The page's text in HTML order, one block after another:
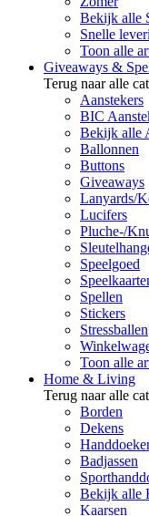
Bekijk alle
Snelle
Toon alle
Giveaways &
Terug naar alle
Aanstekers
BIC
Bekijk alle
Ballonnen
Buttons
Giveaways
Lanyards/
Lucifers
Pluche-/
Speelgoed
Spellen
Stickers
Stressballen
Toon alle
Home & Living
Terug naar alle
Borden
Dekens
Badjassen
Bekijk alle
Kaarsen